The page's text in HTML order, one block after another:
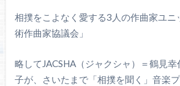
相撲をこよなく愛する3人の作曲家ユニ
術作曲家協議会」
略してJACSHA（ジャクシャ）＝鶴見
子が、さいたまで「相撲を聞く」音楽